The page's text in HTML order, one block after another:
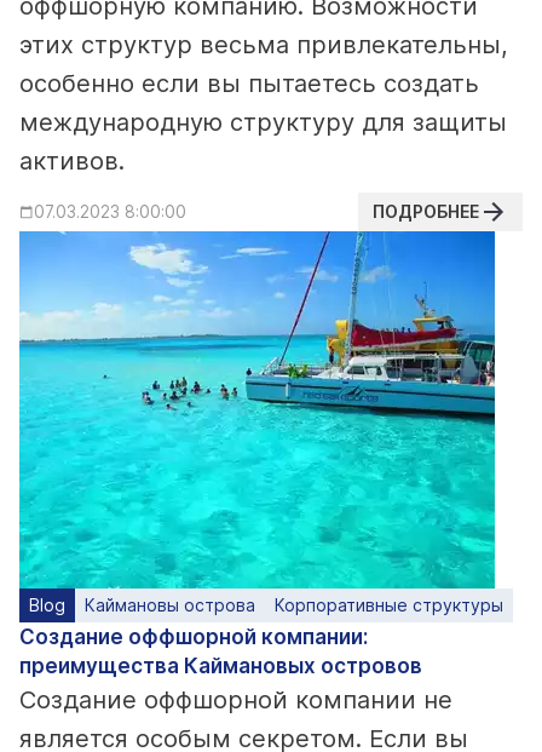
оффшорную компанию. Возможности
этих структур весьма привлекательны,
особенно если вы пытаетесь создать
международную структуру для защиты
активов.
07.03.2023 8:00:00 ПОДРОБНЕЕ
Blog Каймановы острова Корпоративные структуры
Создание оффшорной компании:
преимущества Каймановых островов
Создание оффшорной компании не
является особым секретом. Если вы